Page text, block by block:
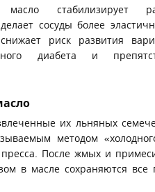
стабилизирует
сосуды более
риск развития
диабета и
их льняных
методом
пресса. После жмых и
в масле сохраняются